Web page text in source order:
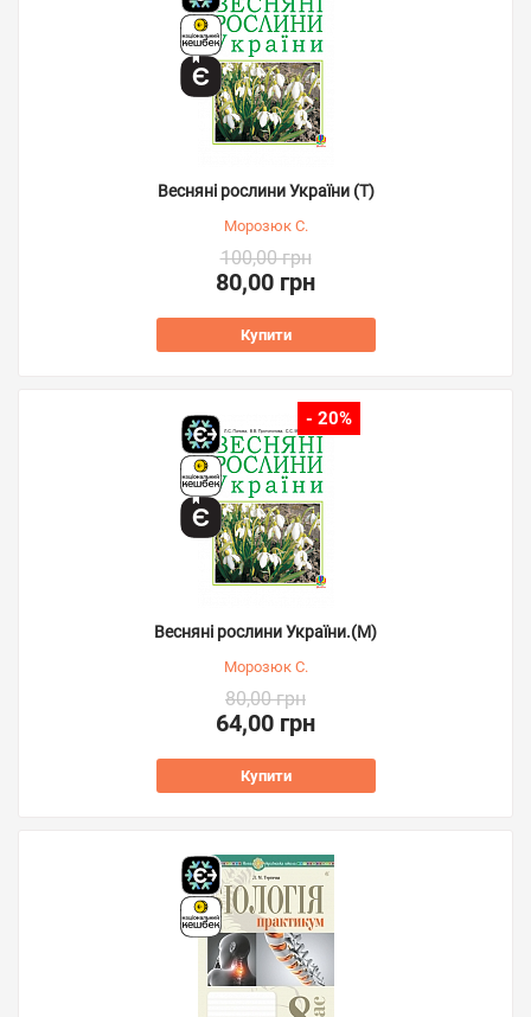
Весняні рослини України (Т)
Морозюк С.
100,00 грн
80,00 грн
Купити
- 20%
Весняні рослини України.(М)
Морозюк С.
80,00 грн
64,00 грн
Купити